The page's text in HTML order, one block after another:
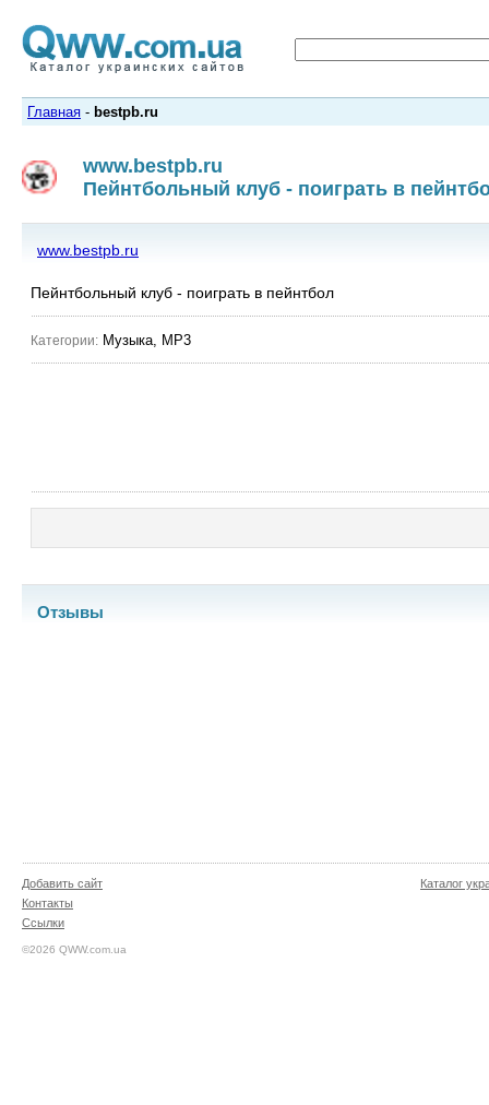
Главная - bestpb.ru
www.bestpb.ru
Пейнтбольный клуб - поиграть в
www.bestpb.ru
Пейнтбольный клуб - поиграть в пейнтбол
Категории: Музыка, MP3
Отзывы
Добавить сайт
Контакты
Ссылки
©2026 QWW.com.ua
Каталог